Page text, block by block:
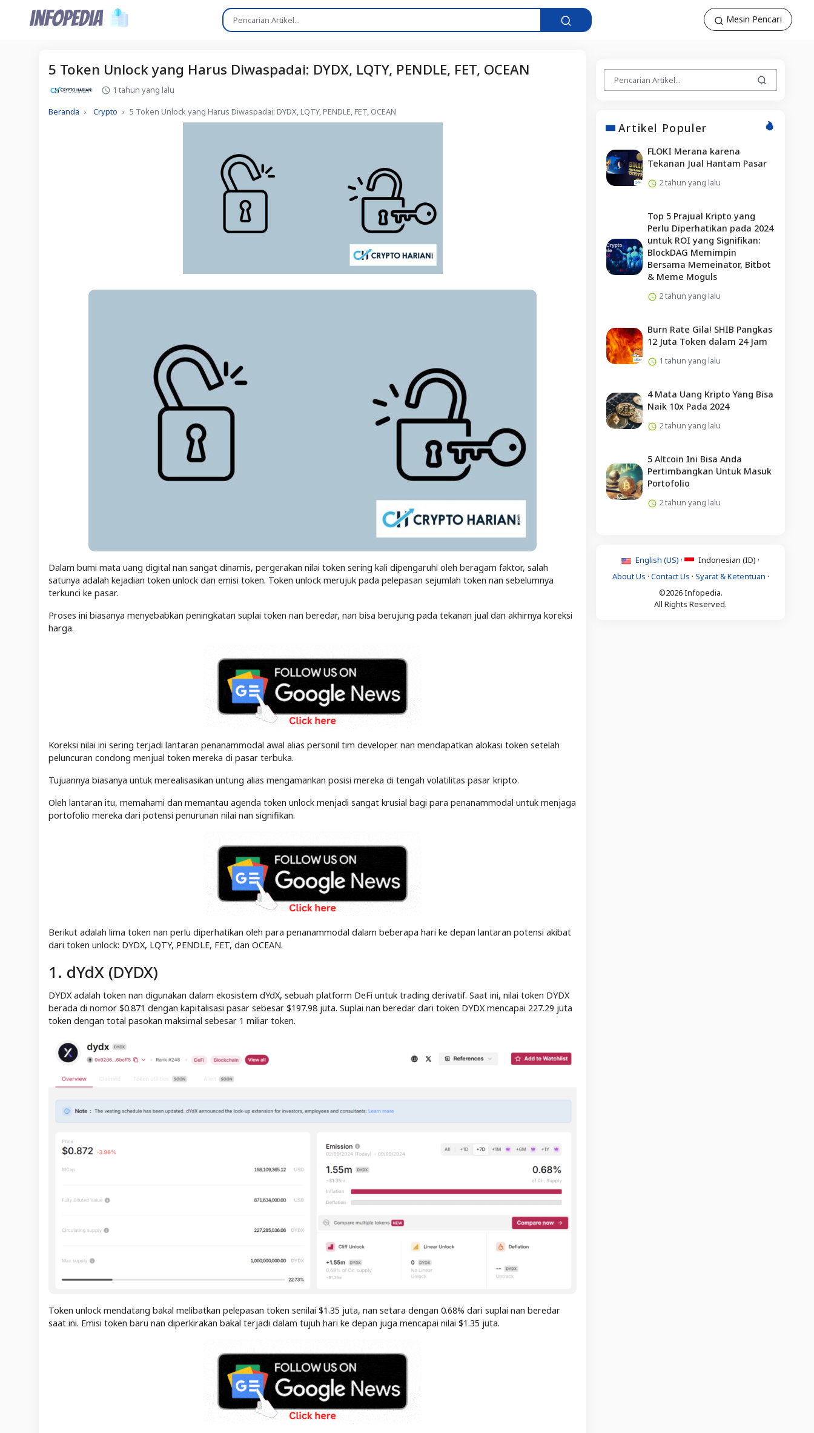
Mesin Pencari
5 Token Unlock yang Harus Diwaspadai: DYDX, LQTY, PENDLE, FET, OCEAN
1 tahun yang lalu
Beranda Crypto 5 Token Unlock yang Harus Diwaspadai: DYDX, LQTY, PENDLE, FET, OCEAN
Dalam bumi mata uang digital nan sangat dinamis, pergerakan nilai token sering kali dipengaruhi oleh beragam faktor, salah
satunya adalah kejadian token unlock dan emisi token. Token unlock merujuk pada pelepasan sejumlah token nan sebelumnya
terkunci ke pasar.
Proses ini biasanya menyebabkan peningkatan suplai token nan beredar, nan bisa berujung pada tekanan jual dan akhirnya koreksi
harga.
Koreksi nilai ini sering terjadi lantaran penanammodal awal alias personil tim developer nan mendapatkan alokasi token setelah
peluncuran condong menjual token mereka di pasar terbuka.
Tujuannya biasanya untuk merealisasikan untung alias mengamankan posisi mereka di tengah volatilitas pasar kripto.
Oleh lantaran itu, memahami dan memantau agenda token unlock menjadi sangat krusial bagi para penanammodal untuk menjaga
portofolio mereka dari potensi penurunan nilai nan signifikan.
Berikut adalah lima token nan perlu diperhatikan oleh para penanammodal dalam beberapa hari ke depan lantaran potensi akibat
dari token unlock: DYDX, LQTY, PENDLE, FET, dan OCEAN.
1. dYdX (DYDX)
DYDX adalah token nan digunakan dalam ekosistem dYdX, sebuah platform DeFi untuk trading derivatif. Saat ini, nilai token DYDX
berada di nomor $0.871 dengan kapitalisasi pasar sebesar $197.98 juta. Suplai nan beredar dari token DYDX mencapai 227.29 juta
token dengan total pasokan maksimal sebesar 1 miliar token.
Token unlock mendatang bakal melibatkan pelepasan token senilai $1.35 juta, nan setara dengan 0.68% dari suplai nan beredar
saat ini. Emisi token baru nan diperkirakan bakal terjadi dalam tujuh hari ke depan juga mencapai nilai $1.35 juta.
Artikel Populer
FLOKI Merana karena
Tekanan Jual Hantam Pasar
2 tahun yang lalu
Top 5 Prajual Kripto yang
Perlu Diperhatikan pada 2024
untuk ROI yang Signifikan:
BlockDAG Memimpin
Bersama Memeinator, Bitbot
& Meme Moguls
2 tahun yang lalu
Burn Rate Gila! SHIB Pangkas
12 Juta Token dalam 24 Jam
1 tahun yang lalu
4 Mata Uang Kripto Yang Bisa
Naik 10x Pada 2024
2 tahun yang lalu
5 Altcoin Ini Bisa Anda
Pertimbangkan Untuk Masuk
Portofolio
2 tahun yang lalu
English (US) ·
Indonesian (ID) ·
About Us · Contact Us · Syarat & Ketentuan ·
©2026 Infopedia.
All Rights Reserved.